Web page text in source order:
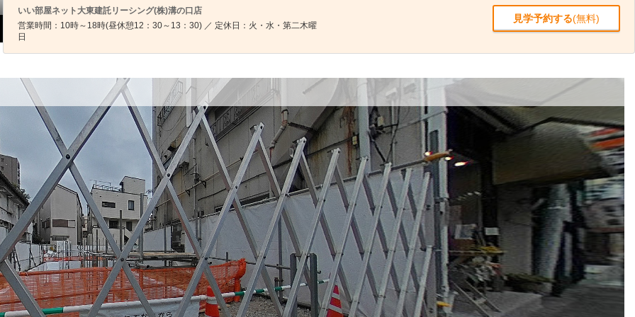
いい部屋ネット大東建託リーシング(株)溝の口店
営業時間：10時～18時(昼休憩12：30～13：30) ／ 定休日：火・水・第二木曜
日
見学予約する(無料)